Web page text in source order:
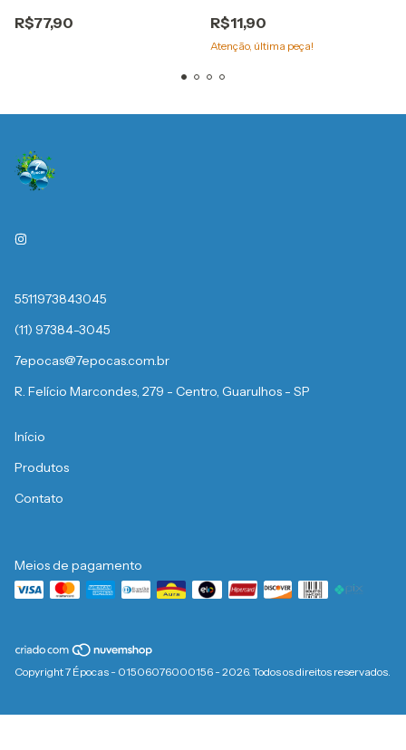
R$77,90 R$11,90
Atenção, última peça!
5511973843045
(11) 97384-3045
7epocas@7epocas.com.br
R. Felício Marcondes, 279 - Centro, Guarulhos - SP
Início
Produtos
Contato
Meios de pagamento
Copyright 7 Épocas - 01506076000156 - 2026. Todos os direitos reservados.